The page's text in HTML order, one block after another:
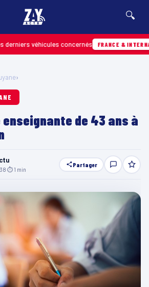
🔍
véhicules concernés FRANCE &
›
enseignante de 43 ans à
⏱ 1 min
Partager